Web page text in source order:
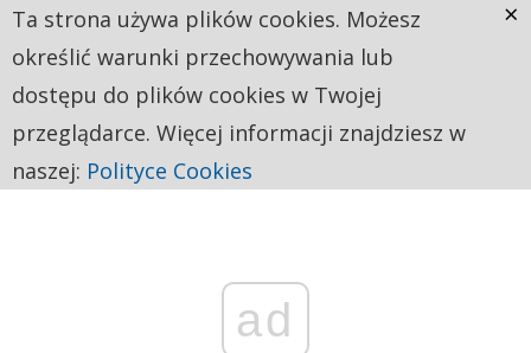
ad
Ta strona używa plików cookies. Możesz
określić warunki przechowywania lub
dostępu do plików cookies w Twojej
przeglądarce. Więcej informacji znajdziesz w
naszej: Polityce Cookies
×